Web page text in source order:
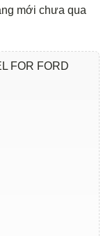
mới chưa qua
FOR FORD